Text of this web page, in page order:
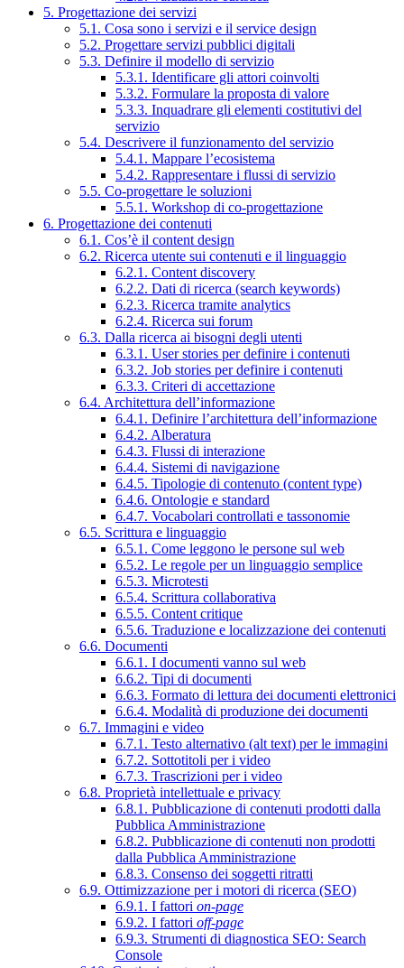
5. Progettazione dei servizi
5.1. Cosa sono i servizi e il service design
5.2. Progettare servizi pubblici digitali
5.3. Definire il modello di servizio
5.3.1. Identificare gli attori coinvolti
5.3.2. Formulare la proposta di valore
5.3.3. Inquadrare gli elementi costitutivi del
servizio
5.4. Descrivere il funzionamento del servizio
5.4.1. Mappare l’ecosistema
5.4.2. Rappresentare i flussi di servizio
5.5. Co-progettare le soluzioni
5.5.1. Workshop di co-progettazione
6. Progettazione dei contenuti
6.1. Cos’è il content design
6.2. Ricerca utente sui contenuti e il linguaggio
6.2.1. Content discovery
6.2.2. Dati di ricerca (search keywords)
6.2.3. Ricerca tramite analytics
6.2.4. Ricerca sui forum
6.3. Dalla ricerca ai bisogni degli utenti
6.3.1. User stories per definire i contenuti
6.3.2. Job stories per definire i contenuti
6.3.3. Criteri di accettazione
6.4. Architettura dell’informazione
6.4.1. Definire l’architettura dell’informazione
6.4.2. Alberatura
6.4.3. Flussi di interazione
6.4.4. Sistemi di navigazione
6.4.5. Tipologie di contenuto (content type)
6.4.6. Ontologie e standard
6.4.7. Vocabolari controllati e tassonomie
6.5. Scrittura e linguaggio
6.5.1. Come leggono le persone sul web
6.5.2. Le regole per un linguaggio semplice
6.5.3. Microtesti
6.5.4. Scrittura collaborativa
6.5.5. Content critique
6.5.6. Traduzione e localizzazione dei contenuti
6.6. Documenti
6.6.1. I documenti vanno sul web
6.6.2. Tipi di documenti
6.6.3. Formato di lettura dei documenti elettronici
6.6.4. Modalità di produzione dei documenti
6.7. Immagini e video
6.7.1. Testo alternativo (alt text) per le immagini
6.7.2. Sottotitoli per i video
6.7.3. Trascrizioni per i video
6.8. Proprietà intellettuale e privacy
6.8.1. Pubblicazione di contenuti prodotti dalla
Pubblica Amministrazione
6.8.2. Pubblicazione di contenuti non prodotti
dalla Pubblica Amministrazione
6.8.3. Consenso dei soggetti ritratti
6.9. Ottimizzazione per i motori di ricerca (SEO)
6.9.1. I fattori on-page
6.9.2. I fattori off-page
6.9.3. Strumenti di diagnostica SEO: Search
Console